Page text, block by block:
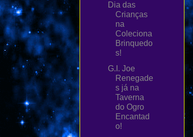
Dia das
Crianças
na
Coleciona
Brinquedo
s!
G.I. Joe
Renegade
s já na
Taverna
do Ogro
Encantad
o!